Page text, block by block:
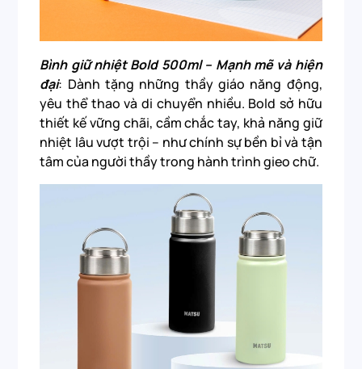
Bình giữ nhiệt Bold 500ml – Mạnh mẽ và hiện
đại: Dành tặng những thầy giáo năng động,
yêu thể thao và di chuyển nhiều. Bold sở hữu
thiết kế vững chãi, cầm chắc tay, khả năng giữ
nhiệt lâu vượt trội – như chính sự bền bỉ và tận
tâm của người thầy trong hành trình gieo chữ.